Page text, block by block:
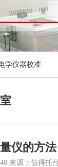
学仪器校准
仪的方法
来源：值得托